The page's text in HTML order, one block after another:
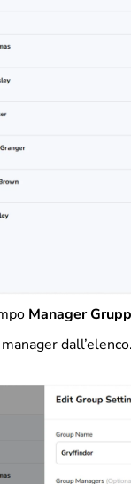
Manager